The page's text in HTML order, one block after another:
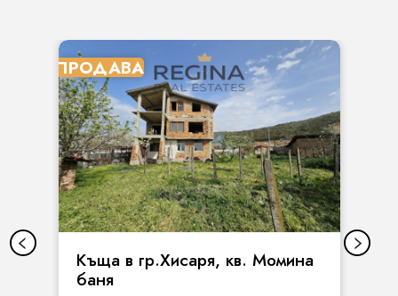
ПРОДАВА
Къща в гр.Хисаря, кв. Момина
баня